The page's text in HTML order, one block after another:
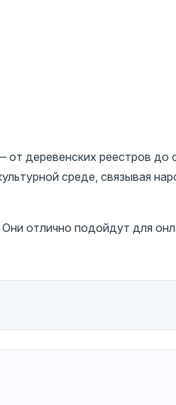
деревенских реестров до
среде, связывая
отлично подойдут для